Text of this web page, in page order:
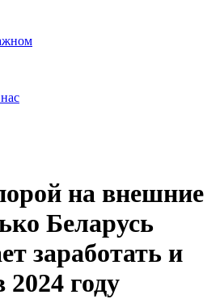
на внешние
Беларусь
заработать и
2024 году